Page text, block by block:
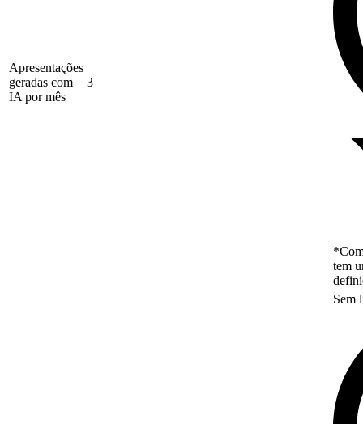
Apresentações
geradas com
IA por mês
3
tem
Sem